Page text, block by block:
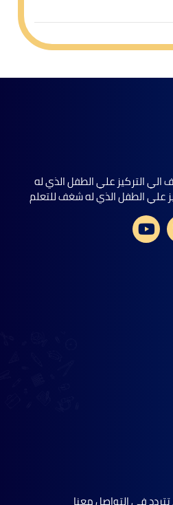
الي التركيز علي الطفل الذي له
علي الطفل الذي له شغف للتعلم